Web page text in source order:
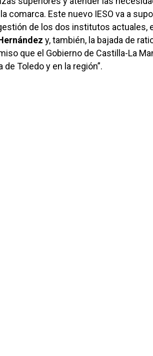
comarca. Este nuevo IESO va a
de los dos institutos actuales,
y, también, la bajada de
que el Gobierno de Castilla-La
de Toledo y en la región”.